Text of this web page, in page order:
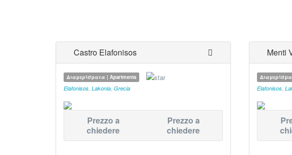
Castro Elafonisos
Διαμερίσματα | Apartments
Elafonisos Lakonia Grecia
Prezzo a
chiedere
Prezzo a
chiedere
Menti
Elafonisos